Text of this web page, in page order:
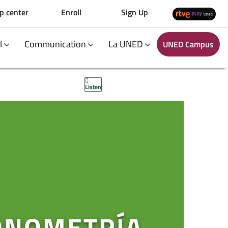
center Enroll Sign Up
Communication La UNED UNED Campus
Listen